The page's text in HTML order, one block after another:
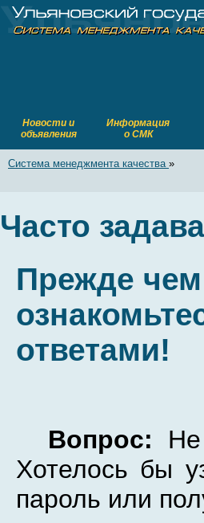
Новости и
объявления
Информация
о СМК
Система менеджмента качества »
Часто
Прежде чем
ответами!
Вопрос: Не
Хотелось бы
пароль или